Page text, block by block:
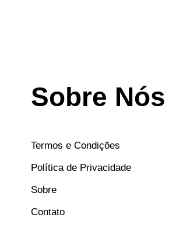
Sobre Nós
Termos e Condições
Política de Privacidade
Sobre
Contato